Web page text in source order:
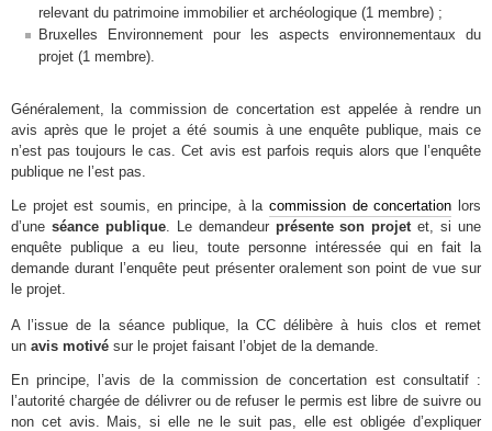
relevant du patrimoine immobilier et archéologique (1 membre) ;
Bruxelles Environnement pour les aspects environnementaux du
projet (1 membre).
Généralement, la commission de concertation est appelée à rendre un
avis après que le projet a été soumis à une enquête publique, mais ce
n’est pas toujours le cas. Cet avis est parfois requis alors que l’enquête
publique ne l’est pas.
Le projet est soumis, en principe, à lacommission de concertation lors
d’une séance publique. Le demandeur présente son projetet, si une
enquête publique a eu lieu, toute personne intéressée qui en fait la
demande durant l’enquête peut présenter oralement son point de vue sur
le projet.
A l’issue de la séance publique, la CC délibère à huis clos et remet
un avis motivé sur le projet faisant l’objet de la demande.
En principe, l’avis de la commission de concertation est consultatif :
l’autorité chargée de délivrer ou de refuser le permis est libre de suivre ou
non cet avis. Mais, si elle ne le suit pas, elle est obligée d’expliquer